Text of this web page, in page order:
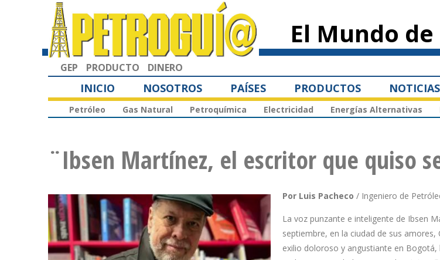
principal
El Mundo
GEP PRODUCTO DINERO
INICIO NOSOTROS PAÍSES PRODUCTOS NOTICIAS
Petróleo Gas Natural Petroquímica Electricidad Energías Alternativas
¨Ibsen Martínez, el escritor que quiso
Por Luis Pacheco / Ingeniero de
La voz punzante e inteligente de Ibsen
septiembre, en la ciudad de sus amores,
exilio doloroso y angustiante en Bogotá,